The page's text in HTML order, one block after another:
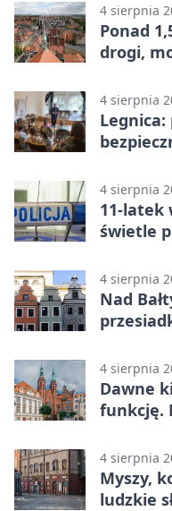
4 sierpnia
Ponad
drogi,
4 sierpnia
Legnica:
4 sierpnia
11-latek
świetle
4 sierpnia
Nad
4 sierpnia
Dawne
funkcję.
4 sierpnia
Myszy,
ludzkie